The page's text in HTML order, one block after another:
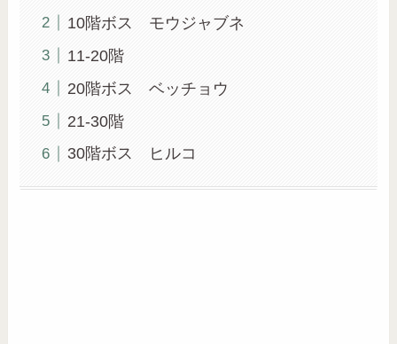
10階ボス モウジャブネ
11-20階
20階ボス ベッチョウ
21-30階
30階ボス ヒルコ